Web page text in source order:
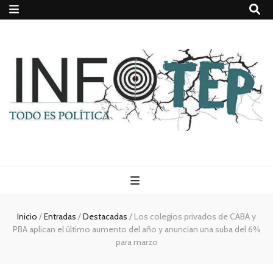
Todo es
(rosca)
Inicio /Entradas /Destacadas / Los colegios privados de CABA y
PBA aplican el último aumento del año y anuncian una suba del 6%
para marzo